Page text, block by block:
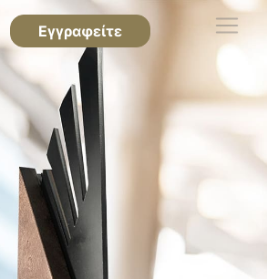
Εγγραφείτε